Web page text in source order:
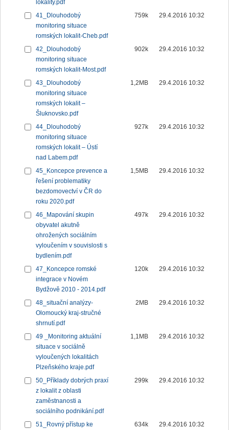
lokality.pdf
41_Dlouhodobý
monitoring situace
romských lokalit-Cheb.pdf
759k 29.4.2016 10:32
42_Dlouhodobý
monitoring situace
romských lokalit-Most.pdf
902k 29.4.2016 10:32
43_Dlouhodobý
monitoring situace
romských lokalit –
Šluknovsko.pdf
1,2MB 29.4.2016 10:32
44_Dlouhodobý
monitoring situace
romských lokalit – Ústí
nad Labem.pdf
927k 29.4.2016 10:32
45_Koncepce prevence a
řešení problematiky
bezdomovectví v ČR do
roku 2020.pdf
1,5MB 29.4.2016 10:32
46_Mapování skupin
obyvatel akutně
ohrožených sociálním
vyloučením v souvislosti s
bydlením.pdf
497k 29.4.2016 10:32
47_Koncepce romské
integrace v Novém
Bydžově 2010 - 2014.pdf
120k 29.4.2016 10:32
48_situační analýzy-
Olomoucký kraj-stručné
shrnutí.pdf
2MB 29.4.2016 10:32
49 _Monitoring aktuální
situace v sociálně
vyloučených lokalitách
Plzeňského kraje.pdf
1,1MB 29.4.2016 10:32
50_Příklady dobrých praxí
z lokalit z oblasti
zaměstnanosti a
sociálního podnikání.pdf
299k 29.4.2016 10:32
51_Rovný přístup ke
634k 29.4.2016 10:32